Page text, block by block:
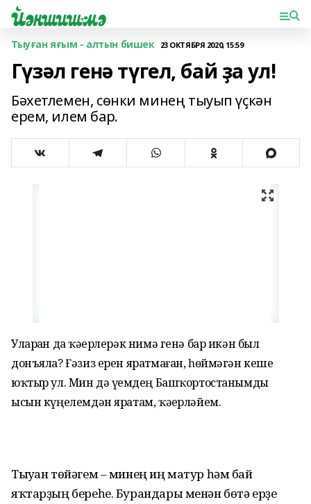
Тыуған яғым - алтын бишек 23 ОКТЯБРЯ 2020, 15:59
Гүзәл генә түгел, бай ҙа ул!
Бәхетлемен, сөнки минең тыуып үҫкән
ерем, илем бар.
Улар­ҙан да ҡәҙерлерәк нимә генә бар икән был
донъяла? Ғәзиз ерен яратмаған, һөймәгән кеше
юҡтыр ул. Мин дә үҙемдең Баш­ҡортостанымды
ысын күңелемдән яратам, ҡәҙерләйем.
Тыуған төйәгем – минең иң матур һәм бай
яҡтарҙың бере­һе. Бурандары менән бөтә ер­ҙе